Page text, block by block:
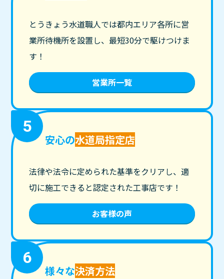
とうきょう水道職人では都内エリア各所に営
業所待機所を設置し、最短30分で駆けつけま
す！
営業所一覧
5
安心の水道局指定店
法律や法令に定められた基準をクリアし、適
切に施工できると認定された工事店です！
お客様の声
6
様々な決済方法